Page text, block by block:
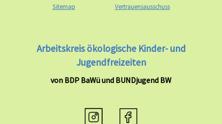
Sitemap
Vertrauensausschuss
Arbeitskreis ökologische Kinder- und
Jugendfreizeiten
von BDP BaWü und BUNDjugend BW